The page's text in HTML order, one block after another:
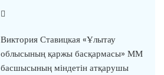
Виктория Ставицкая «Ұлытау
облысының қаржы басқармасы» ММ
басшысының міндетін атқарушы